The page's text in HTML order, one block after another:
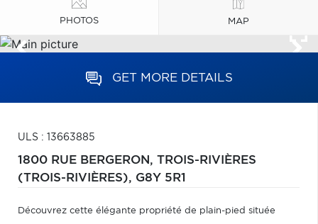
PHOTOS MAP
GET MORE DETAILS
ULS : 13663885
1800 RUE BERGERON, TROIS-RIVIÈRES
(TROIS-RIVIÈRES), G8Y 5R1
Découvrez cette élégante propriété de plain-pied située